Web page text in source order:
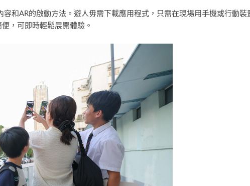
和AR的啟動方法。遊人毋需下載應用程式，只需在現場用手機或行動裝
，可即時輕鬆展開體驗。